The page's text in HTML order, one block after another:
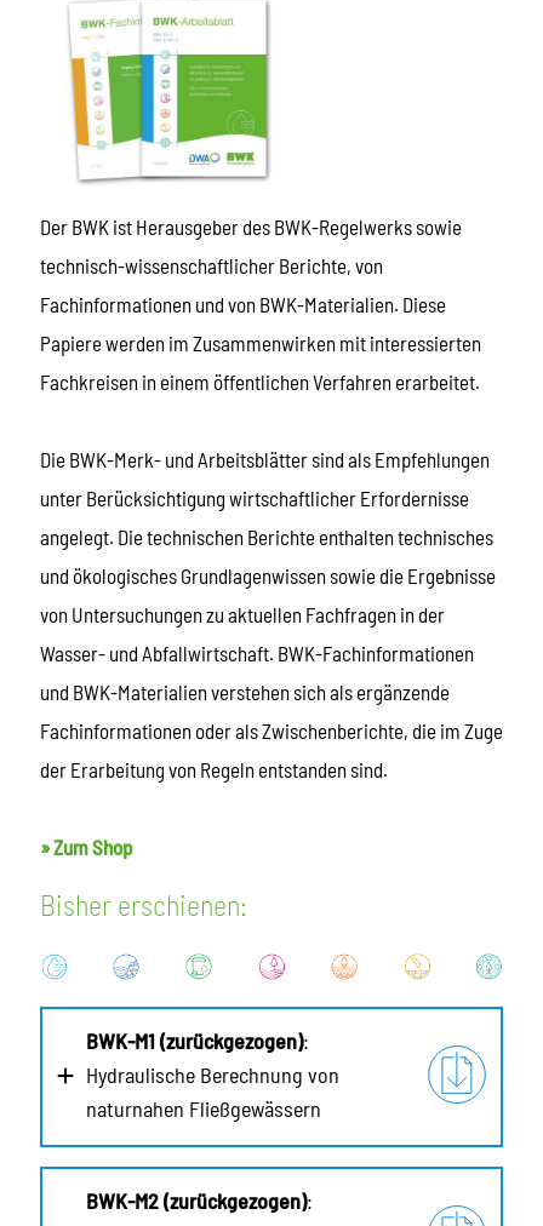
Der BWK ist Herausgeber des BWK-Regelwerks sowie
technisch-wissenschaftlicher Berichte, von
Fachinformationen und von BWK-Materialien. Diese
Papiere werden im Zusammenwirken mit interessierten
Fachkreisen in einem öffentlichen Verfahren erarbeitet.
Die BWK-Merk- und Arbeitsblätter sind als Empfehlungen
unter Berücksichtigung wirtschaftlicher Erfordernisse
angelegt. Die technischen Berichte enthalten technisches
und ökologisches Grundlagenwissen sowie die Ergebnisse
von Untersuchungen zu aktuellen Fachfragen in der
Wasser- und Abfallwirtschaft. BWK-Fachinformationen
und BWK-Materialien verstehen sich als ergänzende
Fachinformationen oder als Zwischenberichte, die im Zuge
der Erarbeitung von Regeln entstanden sind.
» Zum Shop
Bisher erschienen:
BWK-M1 (zurückgezogen):
Hydraulische Berechnung von
naturnahen Fließgewässern
BWK-M2 (zurückgezogen):